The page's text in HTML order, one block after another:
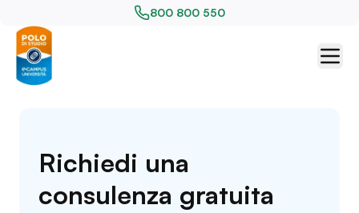
800 800 550
Richiedi una
consulenza gratuita